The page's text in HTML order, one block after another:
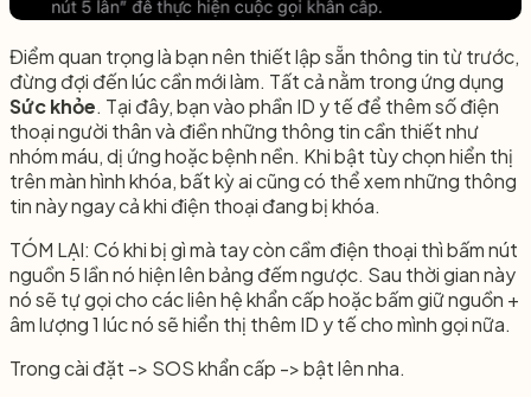
Điểm quan trọng là bạn nên thiết lập sẵn thông tin từ trước,
đừng đợi đến lúc cần mới làm. Tất cả nằm trong ứng dụng
Sức khỏe. Tại đây, bạn vào phần ID y tế để thêm số điện
thoại người thân và điền những thông tin cần thiết như
nhóm máu, dị ứng hoặc bệnh nền. Khi bật tùy chọn hiển thị
trên màn hình khóa, bất kỳ ai cũng có thể xem những thông
tin này ngay cả khi điện thoại đang bị khóa.
TÓM LẠI: Có khi bị gì mà tay còn cầm điện thoại thì bấm nút
nguồn 5 lần nó hiện lên bảng đếm ngược. Sau thời gian này
nó sẽ tự gọi cho các liên hệ khẩn cấp hoặc bấm giữ nguồn +
âm lượng 1 lúc nó sẽ hiển thị thêm ID y tế cho mình gọi nữa.
Trong cài đặt -> SOS khẩn cấp -> bật lên nha.